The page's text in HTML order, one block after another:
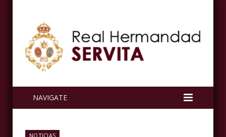
NAVIGATE
NOTICIAS